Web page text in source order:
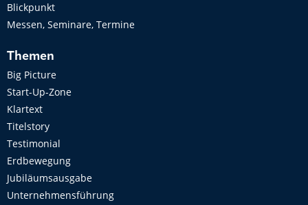
Blickpunkt
Messen, Seminare, Termine
Themen
Big Picture
Start-Up-Zone
Klartext
Titelstory
Testimonial
Erdbewegung
Jubiläumsausgabe
Unternehmensführung